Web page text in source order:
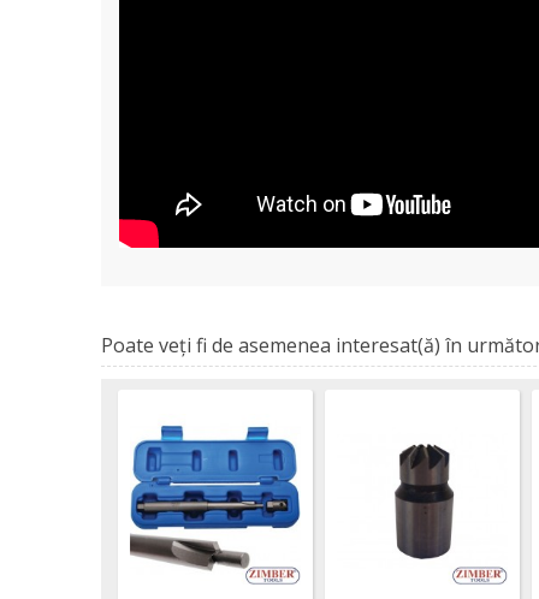
Poate veţi fi de asemenea interesat(ă) în